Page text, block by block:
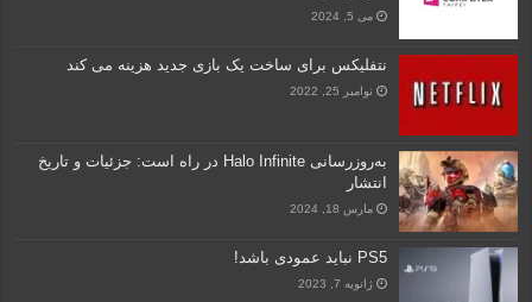
می 5, 2024
نتفلیکس برای ساخت یک بازی جدید هزینه می کند
نوامبر 25, 2022
به‌روزرسانی Halo Infinite در راه است: جزئیات و تاریخ
انتشار
مارس 18, 2024
PS5 نباید عمودی باشد!
ژانویه 7, 2023